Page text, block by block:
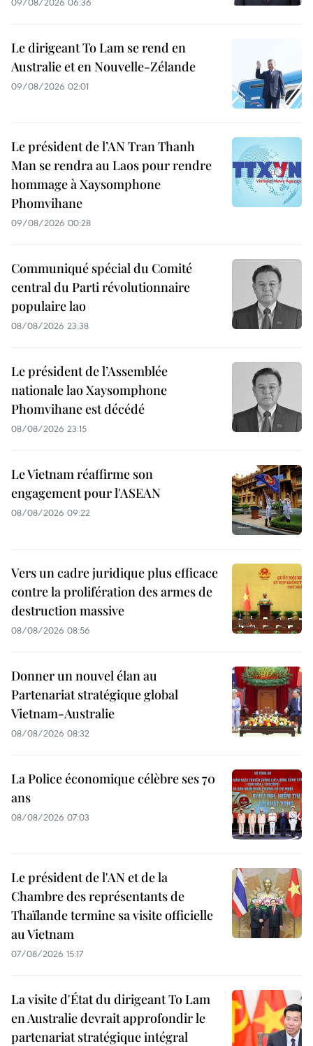
Le dirigeant To Lam se rend en
Australie et en Nouvelle-Zélande
09/08/2026 02:01
Le président de l’AN Tran Thanh
Man se rendra au Laos pour rendre
hommage à Xaysomphone
Phomvihane
09/08/2026 00:28
Communiqué spécial du Comité
central du Parti révolutionnaire
populaire lao
08/08/2026 23:38
Le président de l’Assemblée
nationale lao Xaysomphone
Phomvihane est décédé
08/08/2026 23:15
Le Vietnam réaffirme son
engagement pour l'ASEAN
08/08/2026 09:22
Vers un cadre juridique plus efficace
contre la prolifération des armes de
destruction massive
08/08/2026 08:56
Donner un nouvel élan au
Partenariat stratégique global
Vietnam-Australie
08/08/2026 08:32
La Police économique célèbre ses 70
ans
08/08/2026 07:03
Le président de l'AN et de la
Chambre des représentants de
Thaïlande termine sa visite officielle
au Vietnam
07/08/2026 15:17
La visite d'État du dirigeant To Lam
en Australie devrait approfondir le
partenariat stratégique intégral